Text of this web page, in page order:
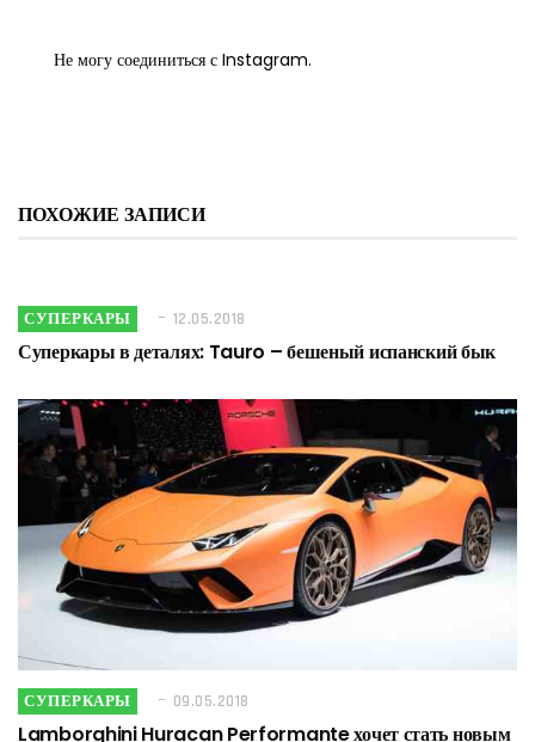
Не могу соединиться с Instagram.
ПОХОЖИЕ ЗАПИСИ
СУПЕРКАРЫ 12.05.2018
Суперкары в деталях: Tauro – бешеный испанский бык
СУПЕРКАРЫ 09.05.2018
Lamborghini Huracan Performante хочет стать новым